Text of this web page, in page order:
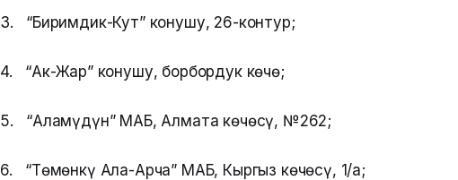
3. “Биримдик-Кут” конушу, 26-контур;
4. “Ак-Жар” конушу, борбордук көчө;
5. “Аламүдүн” МАБ, Алмата көчөсү, №262;
6. “Төмөнкү Ала-Арча” МАБ, Кыргыз көчөсү, 1/а;